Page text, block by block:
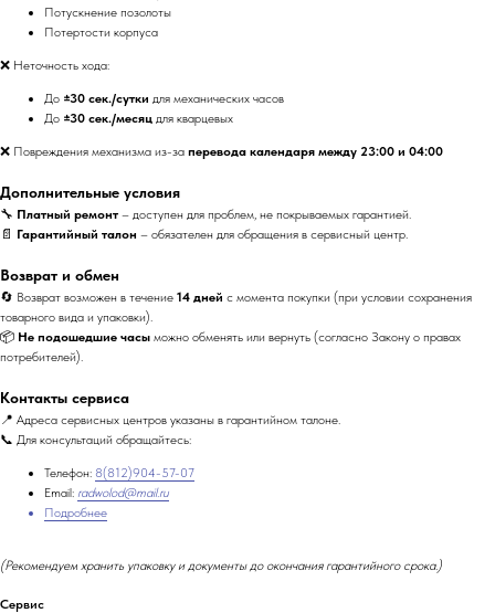
Потускнение позолоты
Потертости корпуса
❌ Неточность хода:
До ±30 сек./сутки для механических часов
До ±30 сек./месяц для кварцевых
❌ Повреждения механизма из-за перевода календаря между 23:00 и 04:00
Дополнительные условия
🔧 Платный ремонт – доступен для проблем, не покрываемых гарантией.
📄 Гарантийный талон – обязателен для обращения в сервисный центр.
Возврат и обмен
🔄 Возврат возможен в течение 14 дней с момента покупки (при условии сохранения
товарного вида и упаковки).
📦 Не подошедшие часы можно обменять или вернуть (согласно Закону о правах
потребителей).
Контакты сервиса
📍 Адреса сервисных центров указаны в гарантийном талоне.
📞 Для консультаций обращайтесь:
Телефон: 8(812)904-57-07
Email: radwolod@mail.ru
Подробнее
(Рекомендуем хранить упаковку и документы до окончания гарантийного срока.)
Сервис